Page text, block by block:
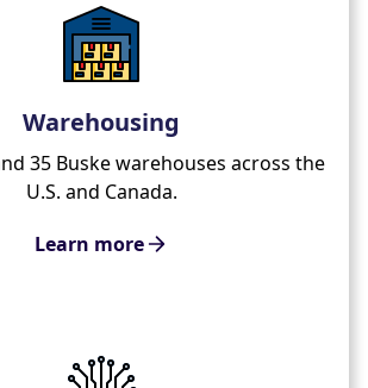
Warehousing
35 Buske warehouses across the
U.S. and Canada.
Learn more